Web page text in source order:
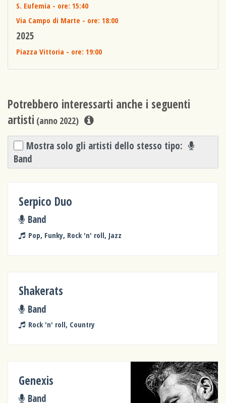
S. Eufemia - ore: 15:40
Via Campo di Marte - ore: 18:00
2025
Piazza Vittoria - ore: 19:00
Potrebbero interessarti anche i seguenti
artisti (anno 2022)
Mostra solo gli artisti dello stesso tipo:
Band
Serpico Duo
Band
Pop, Funky, Rock 'n' roll, Jazz
Shakerats
Band
Rock 'n' roll, Country
Genexis
Band